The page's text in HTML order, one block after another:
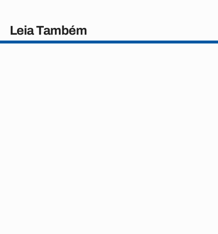
Leia Também